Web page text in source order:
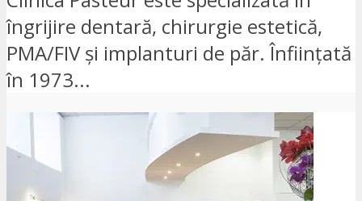
îngrijire dentară, chirurgie estetică,
PMA/FIV și implanturi de păr. Înființată
în 1973...